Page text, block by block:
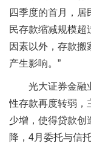
四季度的首月，
民存款缩减规模超
因素以外，存款搬
产生影响。”
光大证券金融
性存款再度转弱，
少增，使得贷款创
降，4月委托与信